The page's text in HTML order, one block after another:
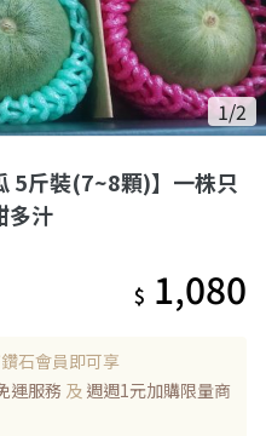
1/2
5斤裝(7~8顆)】一株只
多汁
$ 1,080
石會員即可享
運服務 及 週週1元加購限量商